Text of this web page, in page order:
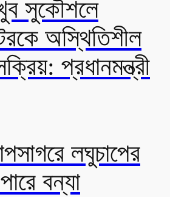
সুকৌশলে
অস্থিতিশীল
প্রধানমন্ত্রী
লঘুচাপের
বন্যা